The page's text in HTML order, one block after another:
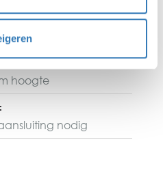
hoogte
nodig